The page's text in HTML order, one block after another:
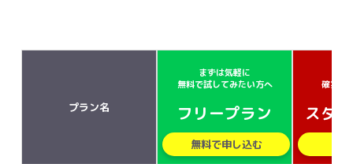
プラン名
まずは気軽に
無料で試してみたい方へ
フリープラン
無料で申し込む
確実に
スタ